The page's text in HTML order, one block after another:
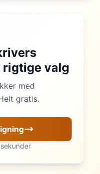
rigtige valg
med
gratis.